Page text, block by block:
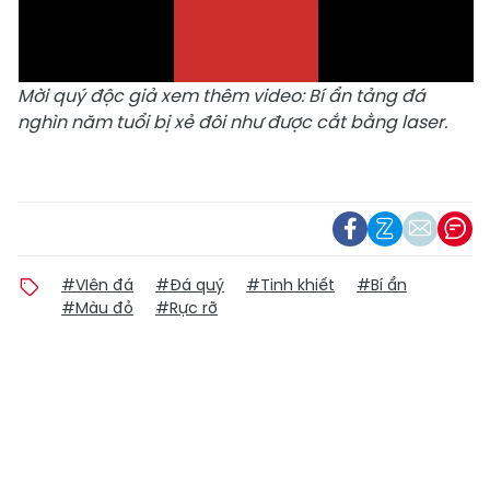
Mời quý độc giả xem thêm video:Bí ẩn tảng đá
nghìn năm tuổi bị xẻ đôi như được cắt bằng laser.
#VIên đá #Đá quý #Tinh khiết
#Bí ẩn
#Màu đỏ
#Rực rỡ